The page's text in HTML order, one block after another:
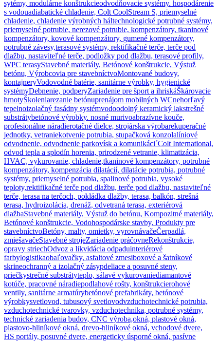
sytémy, modulárne konštrukcieodvodňovacie systémy. hospodárenie
s vodouadiabatické chladenie, Colt CoolStream S, priemyselné
chladenie, chladenie výrobných háltechnologické potrubné systémy,
priemyselné potrubie, nerezové potrubie, kompenzátory, tkaninové
kompenzátory, kovové kompenzátory, gumené kompenzátory,
potrubné závesy,terasové systémy, rektifikačné terče, terče pod
dlažbu, nastaviteľné terče, podložky pod dlažbu, terasové profily,
WPC terasyStavebné materiály, Betónové konštrukcie, Výstuž
betónu, Výrobcovia pre stavebníctvoMontované budovy,
kontajneryVodovodné batérie, sanitárne výrobky, hygienické
systémyDebnenie, podperyZariadenie pre šport a ihriskáŠkárovacie
hmotyŠkoleniarezanie betónuprenájom mobilných WCnehorľavý
tepelnoizolačný fasádny systémvodoodolný keramický lakstrešné
substrátybetónové výrobky. nosné murivoabrazívne kouče,
profesionálne náradierotačné dielce, strojárska výrobarekuperačné
jednotky, vetraniekotvenie potrubia, stupačková konzolalíniové
odvodnenie, odvodnenie parkovísk a komunikáci´Colt International,
odvod tepla a splodín horenia, prirodzené vetranie, klimatizácia,
HVAC, vykurovanie, chladenie,tkaninové kompenzátory, potrubné
kompenzátory, kompenzácia dilatácií, dilatácie potrubia, potrubné
systémy, priemyselné potrubia, spalinové potrubia, vysoké
teploty,rektifikačné terče pod dlažbu, terče pod dlažbu, nastaviteľné
terče, terasa na terčoch, pokládka dlažby, terasa, balkón, strešná
terasa, hydroizolácia, drenáž, odvetraná terasa, exteriérová
dlažbaStavebné materiály, Výstuž do betónu, Kompozitné materiály,
Betónové konštrukcie, Vodohospodárske stavby, Produkty pre
stavebníctvoBetóny, malty, omietky, vyrovnávačeČerpadlá,
zmiešavačeStavebné strojeZariadenie práčovneRekonštrukcie,
opravy striechOdvoz a likvidácia odpaduinteriérové
farbylogistikaobaľovačky, asfaltové zmesiboxové a šatníkové
skrineochranný a izolačný zásypdeliace a posuvné steny,
priečkystrečné substrátyteplo, sálavé vykurovaniediamantové
kotúče, pracovné náradiepodlahové rošty, konštrukcierohové
ventily, sanitárne armatúrybetónové prefabrikáty, betónové
výrobkysvetlovod, tubusový svetlovodvzduchotechnické potrubia,
vzduchotechnické tvarovky, vzduchotechnika, potrubné systémy,
technické zariadenia budov, CNC výroba,okná, plastové okná,
plastovo-hliníkové okná, drevo-hliníkové okná, vchodové dvere,
HS portály, posuvné dvere, energeticky úsporné okná, pasívne